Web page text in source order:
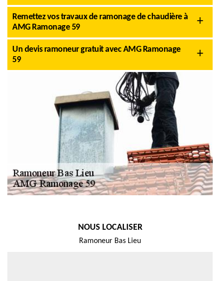
Remettez vos travaux de ramonage de chaudière à
AMG Ramonage 59
Un devis ramoneur gratuit avec AMG Ramonage
59
NOUS LOCALISER
Ramoneur Bas Lieu